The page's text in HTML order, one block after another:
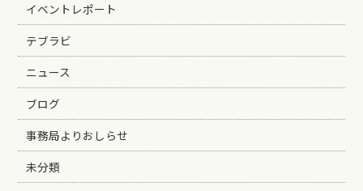
イベントレポート
テブラビ
ニュース
ブログ
事務局よりおしらせ
未分類